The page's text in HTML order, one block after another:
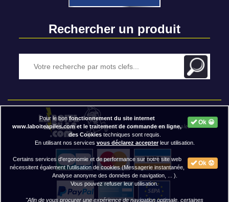
Rechercher un produit
2020 BAP ⓒ - Mentions légales
Ok 😀
Pour le bonfonctionnement du site internet
www.laboiteapiles.com et le traitement de commande en ligne,
des Cookiestechniques sont requis.
En utilisant nos services vous déclarez accepterleur utilisation.
Ok 😟
Certains services d'ergonomie et de performance sur notre site web
nécessitent également l'utilisation de cookies (Messagerie instantanée,
Analyse anonyme des données de navigation, ... ).
Vous pouvez refuser leur utilisation.
"Afin de vous procurer une expérience de navigation optimale, certaines